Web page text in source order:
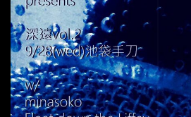
HOME
SERVICE
ENGENEER
EQUIPMENT